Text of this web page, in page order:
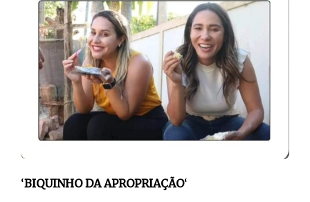
‘BIQUINHO DA APROPRIAÇÃO‘